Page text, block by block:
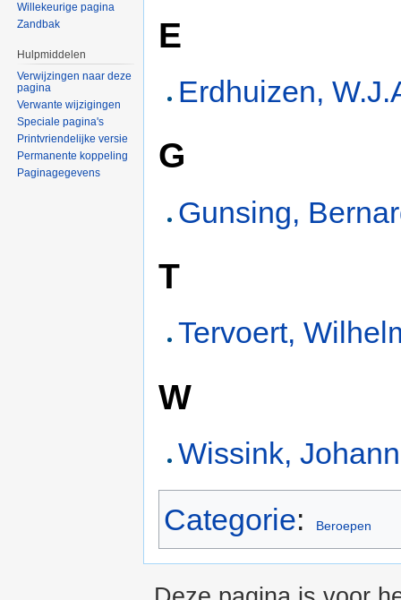
E
Erdhuizen,
G
Gunsing,
T
Tervoert,
W
Wissink,
Categorie: Beroepen
Willekeurige pagina
Zandbak
Hulpmiddelen
Verwijzingen naar deze
pagina
Verwante wijzigingen
Speciale pagina's
Printvriendelijke versie
Permanente koppeling
Paginagegevens